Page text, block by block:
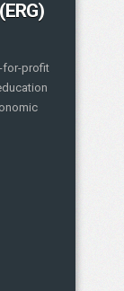
for-profit